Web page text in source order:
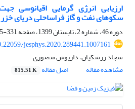
ارزیابی انرژی گرمایی اقیانوسی
سکوهای نفت و گاز فراساحلی دریای خزر
دوره 46، شماره 2، تابستان 1399، صفحه
331-345
jesphys.2020.289441.1007161
سجاد زرشکیان، داریوش منصوری
مشاهده مقاله
اصل مقاله 815.51 K